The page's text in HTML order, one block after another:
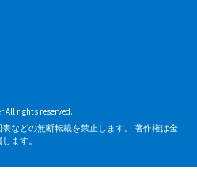
All rights reserved.
などの無断転載を禁止します。 著作権は金
ます。